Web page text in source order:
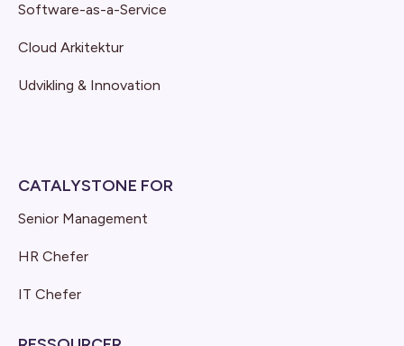
Software-as-a-Service
Cloud Arkitektur
Udvikling & Innovation
CATALYSTONE FOR
Senior Management
HR Chefer
IT Chefer